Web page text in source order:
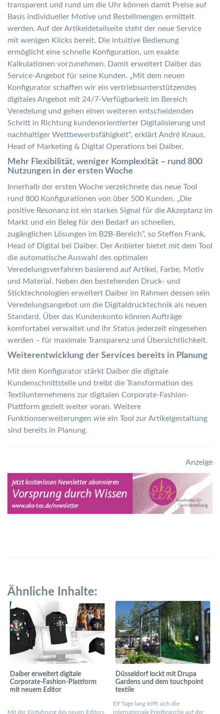
transparent und rund um die Uhr können damit Preise auf
Basis individueller Motive und Bestellmengen ermittelt
werden. Auf der Artikeldetailseite steht der neue Service
mit wenigen Klicks bereit. Die intuitive Bedienung
ermöglicht eine schnelle Konfiguration, um exakte
Kalkulationen vorzunehmen. Damit erweitert Daiber das
Service-Angebot für seine Kunden. „Mit dem neuen
Konfigurator schaffen wir ein vertriebsunterstützendes
digitales Angebot mit 24/7-Verfügbarkeit im Bereich
Veredelung und gehen einen weiteren entscheidenden
Schritt in Richtung kundenorientierter Digitalisierung und
nachhaltiger Wettbewerbsfähigkeit“, erklärt André Knaus,
Head of Marketing & Digital Operations bei Daiber.
Mehr Flexibilität, weniger Komplexität – rund 800
Nutzungen in der ersten Woche
Innerhalb der ersten Woche verzeichnete das neue Tool
rund 800 Konfigurationen von über 500 Kunden. „Die
positive Resonanz ist ein starkes Signal für die Akzeptanz im
Markt und ein Beleg für den Bedarf an schnellen,
zugänglichen Lösungen im B2B-Bereich“, so Steffen Frank,
Head of Digital bei Daiber. Der Anbieter bietet mit dem Tool
die automatische Auswahl des optimalen
Veredelungsverfahren basierend auf Artikel, Farbe, Motiv
und Material. Neben den bestehenden Druck- und
Sticktechnologien erweitert Daiber im Rahmen dessen sein
Veredelungsangebot um die Digitaldrucktechnik als neuen
Standard. Über das Kundenkonto können Aufträge
komfortabel verwaltet und ihr Status jederzeit eingesehen
werden – für maximale Transparenz und Übersichtlichkeit.
Weiterentwicklung der Services bereits in Planung
Mit dem Konfigurator stärkt Daiber die digitale
Kundenschnittstelle und treibt die Transformation des
Textilunternehmens zur digitalen Corporate-Fashion-
Plattform gezielt weiter voran. Weitere
Funktionserweiterungen wie ein Tool zur Artikelgestaltung
sind bereits in Planung.
Anzeige
Ähnliche Inhalte:
Daiber erweitert digitale
Corporate-Fashion-Plattform
mit neuem Editor
Mit der Einführung des neuen Editors
Düsseldorf lockt mit Drupa
Gardens und dem touchpoint
textile
Elf Tage lang trifft sich die
internationale Printbranche auf der